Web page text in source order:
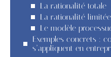
La rationalité totale
La rationalité limitée
Le modèle
Exemples concrets :
s’appliquent en